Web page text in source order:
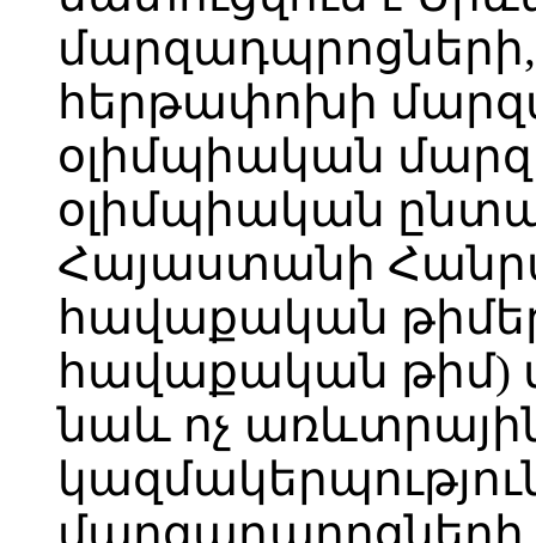
հերթափոխի
օլիմպիական
օլիմպիական
Հայաստանի
հավաքական
հավաքական թիմ)
նաև ոչ